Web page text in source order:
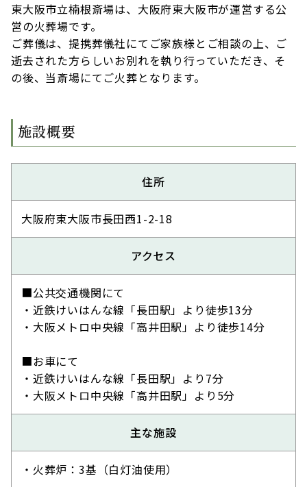
東大阪市立楠根斎場は、大阪府東大阪市が運営する公
営の火葬場です。
ご葬儀は、提携葬儀社にてご家族様とご相談の上、ご
逝去された方らしいお別れを執り行っていただき、そ
の後、当斎場にてご火葬となります。
施設概要
住所
大阪府東大阪市長田西1-2-18
アクセス
■公共交通機関にて
・近鉄けいはんな線「長田駅」より徒歩13分
・大阪メトロ中央線「高井田駅」より徒歩14分
■お車にて
・近鉄けいはんな線「長田駅」より7分
・大阪メトロ中央線「高井田駅」より5分
主な施設
・火葬炉：3基（白灯油使用）